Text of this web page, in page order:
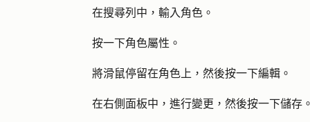
在搜尋列中，輸入 角色 。
按一下角色屬性。
將滑鼠停留在角色上，然後按一下編輯 。
在右側面板中，進行變更 ，然後按一下儲存 。